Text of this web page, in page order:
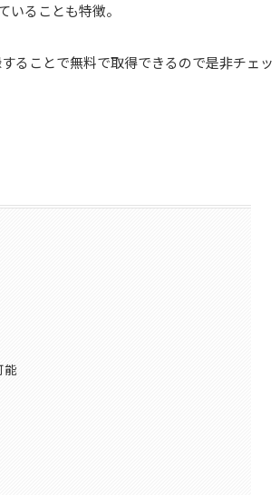
ることも特徴。
ることで無料で取得できるので是非チェッ
能